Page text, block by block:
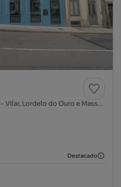
Palácio de Cristal - Galiza - Vilar, Lordelo do Ouro e Massarelos, Porto, Porto
Destacado